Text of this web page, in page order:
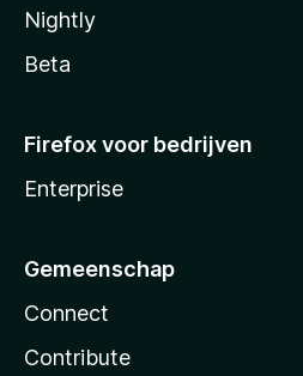
Nightly
Beta
Firefox voor bedrijven
Enterprise
Gemeenschap
Connect
Contribute